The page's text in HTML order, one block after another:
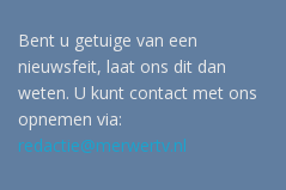
Bent u getuige van een
nieuwsfeit, laat ons dit dan
weten. U kunt contact met ons
opnemen via:
redactie@merwertv.nl